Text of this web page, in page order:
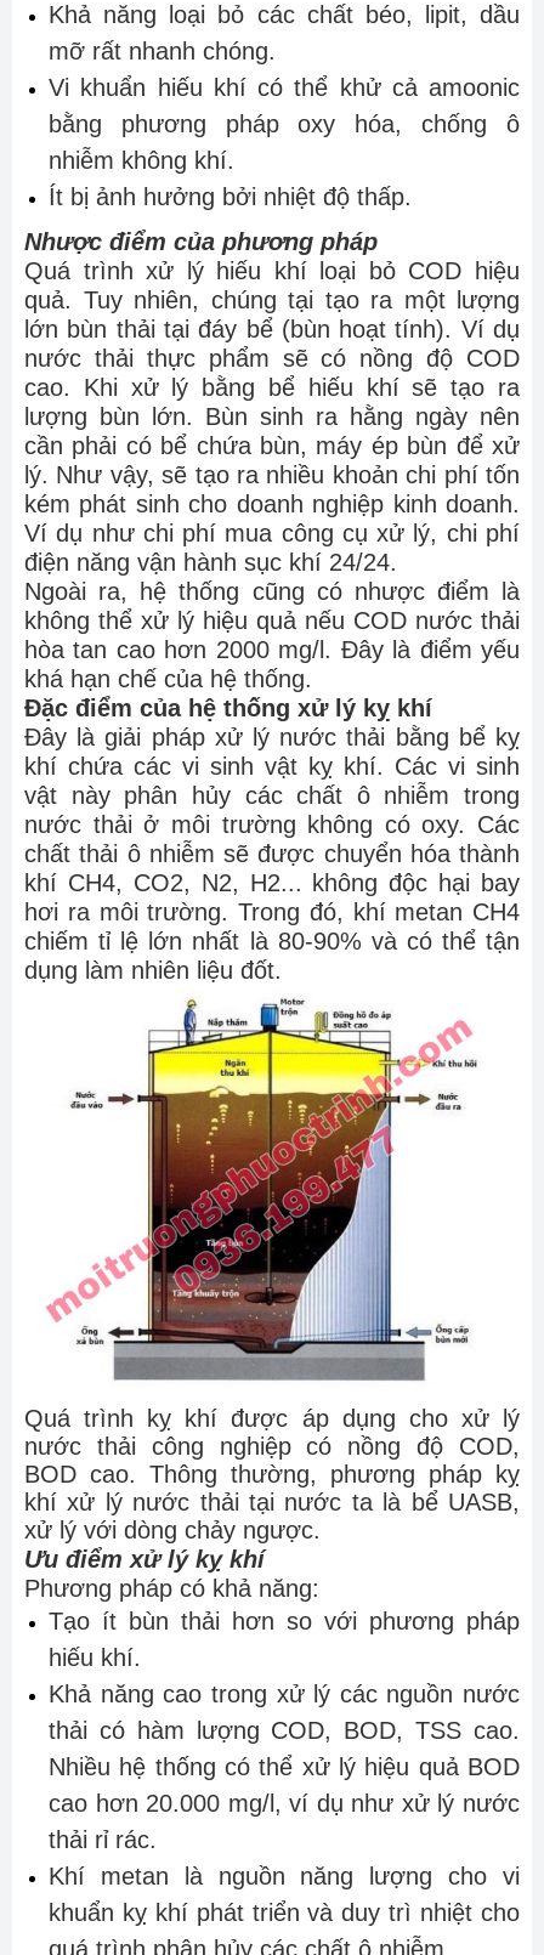
Khả năng loại bỏ các chất béo, lipit, dầu
mỡ rất nhanh chóng.
Vi khuẩn hiếu khí có thể khử cả amoonic
bằng phương pháp oxy hóa, chống ô
nhiễm không khí.
Ít bị ảnh hưởng bởi nhiệt độ thấp.
Nhược điểm của phương pháp
Quá trình xử lý hiếu khí loại bỏ COD hiệu
quả. Tuy nhiên, chúng tại tạo ra một lượng
lớn bùn thải tại đáy bể (bùn hoạt tính). Ví dụ
nước thải thực phẩm sẽ có nồng độ COD
cao. Khi xử lý bằng bể hiếu khí sẽ tạo ra
lượng bùn lớn. Bùn sinh ra hằng ngày nên
cần phải có bể chứa bùn, máy ép bùn để xử
lý. Như vậy, sẽ tạo ra nhiều khoản chi phí tốn
kém phát sinh cho doanh nghiệp kinh doanh.
Ví dụ như chi phí mua công cụ xử lý, chi phí
điện năng vận hành sục khí 24/24.
Ngoài ra, hệ thống cũng có nhược điểm là
không thể xử lý hiệu quả nếu COD nước thải
hòa tan cao hơn 2000 mg/l. Đây là điểm yếu
khá hạn chế của hệ thống.
Đặc điểm của hệ thống xử lý kỵ khí
Đây là giải pháp xử lý nước thải bằng bể kỵ
khí chứa các vi sinh vật kỵ khí. Các vi sinh
vật này phân hủy các chất ô nhiễm trong
nước thải ở môi trường không có oxy. Các
chất thải ô nhiễm sẽ được chuyển hóa thành
khí CH4, CO2, N2, H2... không độc hại bay
hơi ra môi trường. Trong đó, khí metan CH4
chiếm tỉ lệ lớn nhất là 80-90% và có thể tận
dụng làm nhiên liệu đốt.
Quá trình kỵ khí được áp dụng cho xử lý
nước thải công nghiệp có nồng độ COD,
BOD cao. Thông thường, phương pháp kỵ
khí xử lý nước thải tại nước ta là bể UASB,
xử lý với dòng chảy ngược.
Ưu điểm xử lý kỵ khí
Phương pháp có khả năng:
Tạo ít bùn thải hơn so với phương pháp
hiếu khí.
Khả năng cao trong xử lý các nguồn nước
thải có hàm lượng COD, BOD, TSS cao.
Nhiều hệ thống có thể xử lý hiệu quả BOD
cao hơn 20.000 mg/l, ví dụ như xử lý nước
thải rỉ rác.
Khí metan là nguồn năng lượng cho vi
khuẩn kỵ khí phát triển và duy trì nhiệt cho
quá trình phân hủy các chất ô nhiễm.